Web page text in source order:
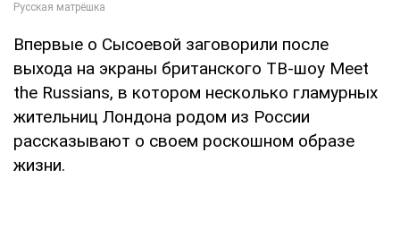
Впервые о Сысоевой заговорили после
выхода на экраны британского ТВ-шоу Meet
the Russians, в котором несколько гламурных
жительниц Лондона родом из России
рассказывают о своем роскошном образе
жизни.